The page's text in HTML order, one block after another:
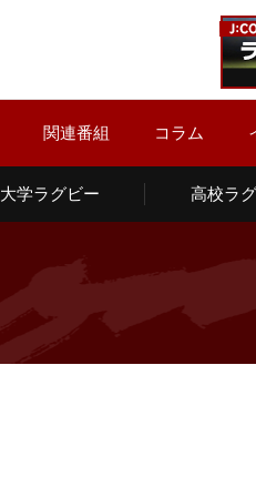
関連番組 コラム
大学ラグビー 高校ラ